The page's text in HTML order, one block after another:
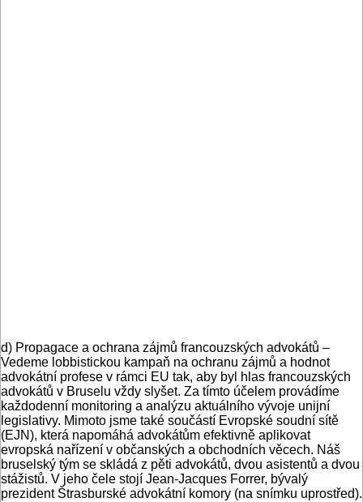
d) Propagace a ochrana zájmů francouzských advokátů –
Vedeme lobbistickou kampaň na ochranu zájmů a hodnot
advokátní profese v rámci EU tak, aby byl hlas francouzských
advokátů v Bruselu vždy slyšet. Za tímto účelem provádíme
každodenní monitoring a analýzu aktuálního vývoje unijní
legislativy. Mimoto jsme také součástí Evropské soudní sítě
(EJN), která napomáhá advokátům efektivně aplikovat
evropská nařízení v občanských a obchodních věcech. Náš
bruselský tým se skládá z pěti advokátů, dvou asistentů a dvou
stážistů. V jeho čele stojí Jean-Jacques Forrer, bývalý
prezident Štrasburské advokátní komory (na snímku uprostřed).